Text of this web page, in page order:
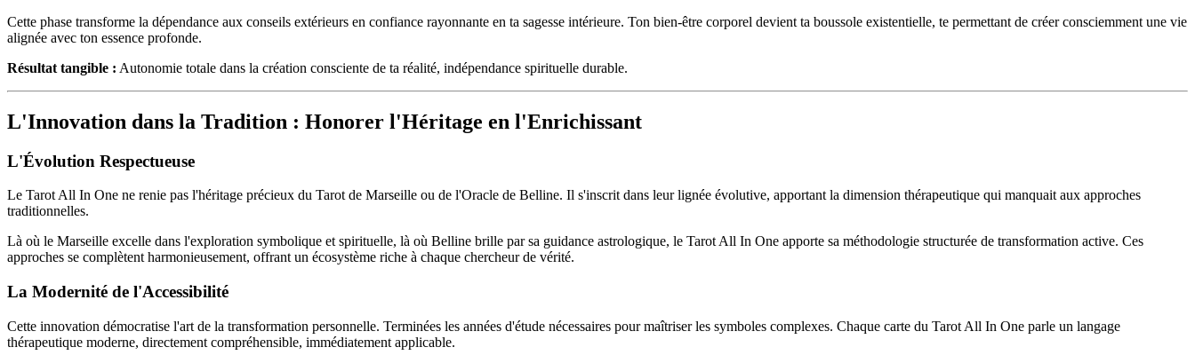
Cette phase transforme la dépendance aux conseils extérieurs en confiance rayonnante en ta sagesse intérieure. Ton bien-être corporel devient ta boussole existentielle, te permettant de créer consciemment une vie
alignée avec ton essence profonde.
Résultat tangible : Autonomie totale dans la création consciente de ta réalité, indépendance spirituelle durable.
L'Innovation dans la Tradition : Honorer l'Héritage en l'Enrichissant
L'Évolution Respectueuse
Le Tarot All In One ne renie pas l'héritage précieux du Tarot de Marseille ou de l'Oracle de Belline. Il s'inscrit dans leur lignée évolutive, apportant la dimension thérapeutique qui manquait aux approches
traditionnelles.
Là où le Marseille excelle dans l'exploration symbolique et spirituelle, là où Belline brille par sa guidance astrologique, le Tarot All In One apporte sa méthodologie structurée de transformation active. Ces
approches se complètent harmonieusement, offrant un écosystème riche à chaque chercheur de vérité.
La Modernité de l'Accessibilité
Cette innovation démocratise l'art de la transformation personnelle. Terminées les années d'étude nécessaires pour maîtriser les symboles complexes. Chaque carte du Tarot All In One parle un langage
thérapeutique moderne, directement compréhensible, immédiatement applicable.